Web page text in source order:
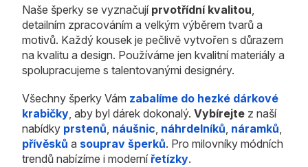
Naše šperky se vyznačují prvotřídní kvalitou,
detailním zpracováním a velkým výběrem tvarů a
motivů. Každý kousek je pečlivě vytvořen s důrazem
na kvalitu a design. Používáme jen kvalitní materiály a
spolupracujeme s talentovanými designéry.
Všechny šperky Vám zabalíme do hezké dárkové
krabičky, aby byl dárek dokonalý. Vybírejte z naší
nabídky prstenů, náušnic, náhrdelníků, náramků,
přívěsků a souprav šperků. Pro milovníky módních
trendů nabízíme i modernířetízky.